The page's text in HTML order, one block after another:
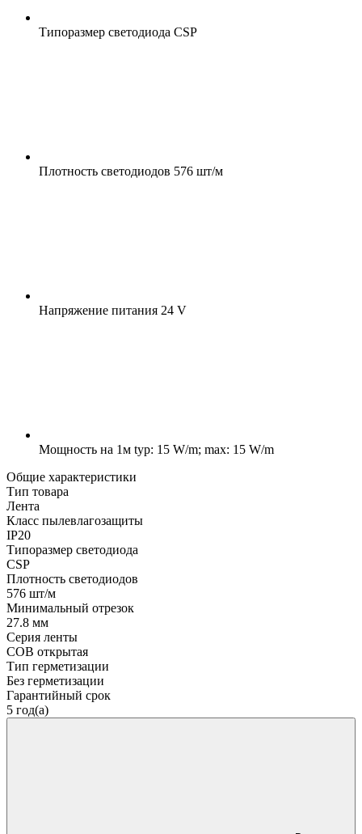
Типоразмер светодиода CSP
Плотность светодиодов 576 шт/м
Напряжение питания 24 V
Мощность на 1м typ: 15 W/m; max: 15 W/m
Общие характеристики
Тип товара
Лента
Класс пылевлагозащиты
IP20
Типоразмер светодиода
CSP
Плотность светодиодов
576 шт/м
Минимальный отрезок
27.8 мм
Серия ленты
COB открытая
Тип герметизации
Без герметизации
Гарантийный срок
5 год(а)